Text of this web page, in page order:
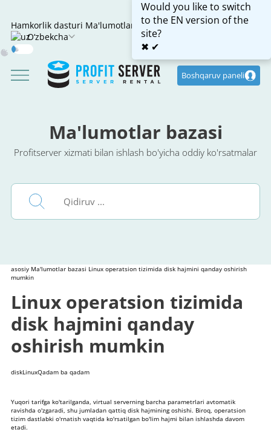
Hamkorlik dasturi Ma'lumotlar bazasi
O‘zbekcha
Would you like to switch
to the EN version of the
site?
✖ ✔
Mode
Boshqaruv paneli
Ma'lumotlar bazasi
Profitserver xizmati bilan ishlash bo'yicha oddiy ko'rsatmalar
asosiy Ma'lumotlar bazasi Linux operatsion tizimida disk hajmini qanday oshirish
mumkin
Linux operatsion tizimida
disk hajmini qanday
oshirish mumkin
diskLinuxQadam ba qadam
Yuqori tarifga ko'tarilganda, virtual serverning barcha parametrlari avtomatik
ravishda o'zgaradi, shu jumladan qattiq disk hajmining oshishi. Biroq, operatsion
tizim dastlabki o'rnatish vaqtida ko'rsatilgan bo'lim hajmi bilan ishlashda davom
etadi.